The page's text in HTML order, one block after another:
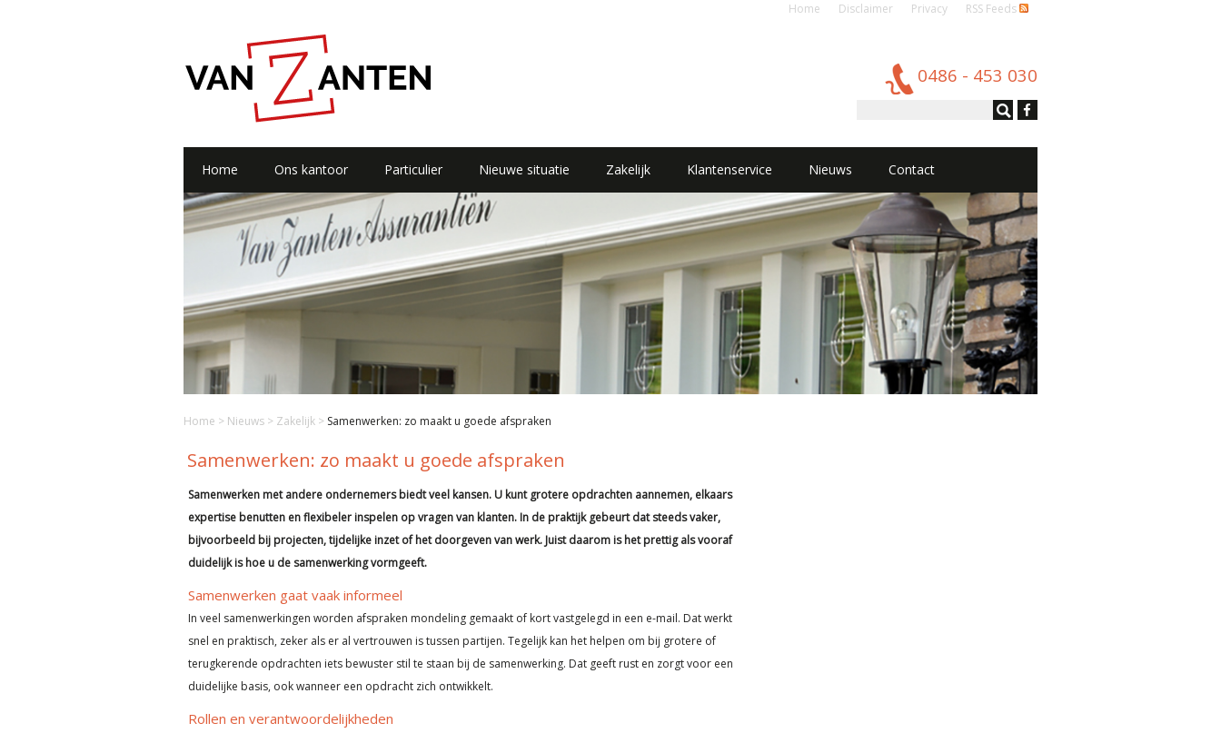
Home Disclaimer Privacy RSS Feeds
0486 - 453 030
Home > Nieuws > Zakelijk > Samenwerken: zo maakt u goede afspraken
Samenwerken: zo maakt u goede afspraken
Samenwerken met andere ondernemers biedt veel kansen. U kunt grotere opdrachten aannemen, elkaars
expertise benutten en flexibeler inspelen op vragen van klanten. In de praktijk gebeurt dat steeds vaker,
bijvoorbeeld bij projecten, tijdelijke inzet of het doorgeven van werk. Juist daarom is het prettig als vooraf
duidelijk is hoe u de samenwerking vormgeeft.
Samenwerken gaat vaak informeel
In veel samenwerkingen worden afspraken mondeling gemaakt of kort vastgelegd in een e-mail. Dat werkt
snel en praktisch, zeker als er al vertrouwen is tussen partijen. Tegelijk kan het helpen om bij grotere of
terugkerende opdrachten iets bewuster stil te staan bij de samenwerking. Dat geeft rust en zorgt voor een
duidelijke basis, ook wanneer een opdracht zich ontwikkelt.
Rollen en verantwoordelijkheden
Home Ons kantoor Particulier Nieuwe situatie Zakelijk Klantenservice Nieuws Contact